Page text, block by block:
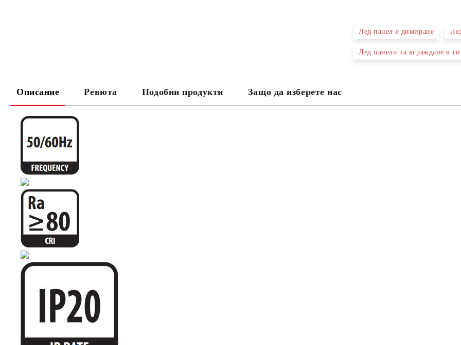
Ще се свържем с вас в рамките
Лед панел с димиране
Лед панели за вграждане в
Описание Ревюта Подобни продукти Защо да изберете нас